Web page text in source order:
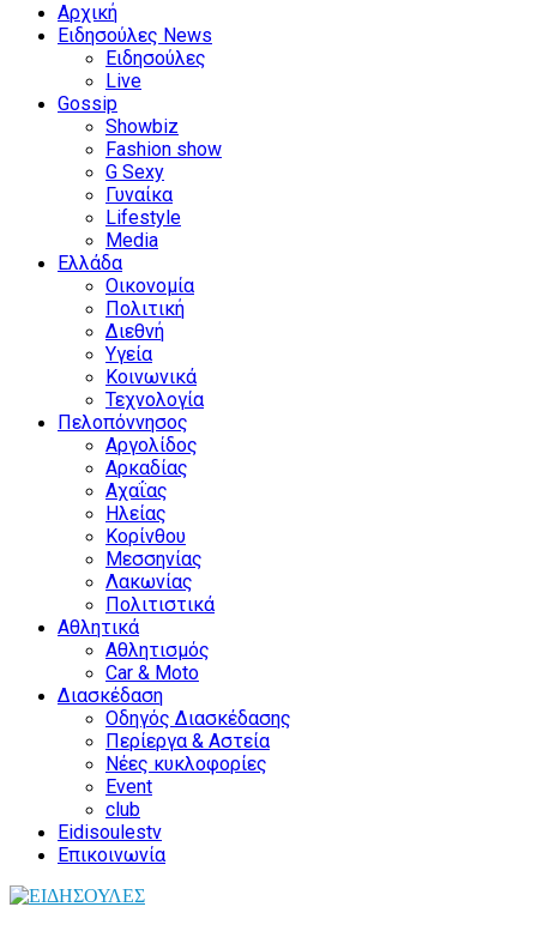
Αρχική
Ειδησούλες News
Ειδησούλες
Live
Gossip
Showbiz
Fashion show
G Sexy
Γυναίκα
Lifestyle
Media
Ελλάδα
Οικονομία
Πολιτική
Διεθνή
Υγεία
Κοινωνικά
Τεχνολογία
Πελοπόννησος
Αργολίδος
Αρκαδίας
Αχαΐας
Ηλείας
Κορίνθου
Μεσσηνίας
Λακωνίας
Πολιτιστικά
Αθλητικά
Αθλητισμός
Car & Moto
Διασκέδαση
Οδηγός Διασκέδασης
Περίεργα & Αστεία
Νέες κυκλοφορίες
Event
club
Eidisoulestv
Επικοινωνία